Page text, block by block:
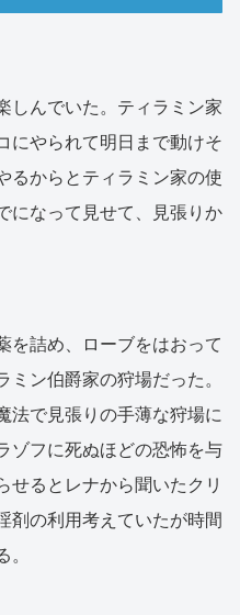
しんでいた。ティラミン家
にやられて明日まで動けそ
るからとティラミン家の使
になって見せて、見張りか
を詰め、ローブをはおって
ミン伯爵家の狩場だった。
法で見張りの手薄な狩場に
ゾフに死ぬほどの恐怖を与
せるとレナから聞いたクリ
剤の利用考えていたが時間
。